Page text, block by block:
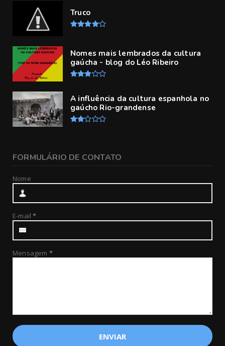
Truco
Nomes mais lembrados da cultura
gaúcha - blog do Léo Ribeiro
A influência da cultura espanhola no
gaúcho Rio-grandense
FORMULÁRIO DE CONTATO
Nome
E-mail*
Mensagem *